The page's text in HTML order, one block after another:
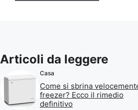
Articoli da leggere
Casa
Come si sbrina
freezer? Ecco il rimedio
definitivo